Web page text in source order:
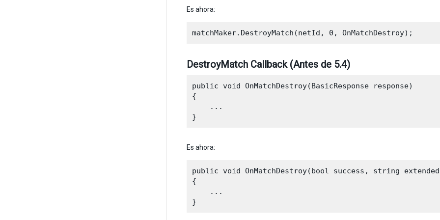
Es ahora:
DestroyMatch Callback (Antes de 5.4)
public void OnMatchDestroy(BasicResponse response)
{
    ...
Es ahora:
public void OnMatchDestroy(bool success, string
{
    ...